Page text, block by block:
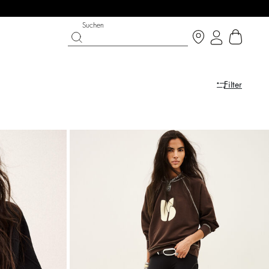
PARTYWEAR-KOLLEKTION
ON THE BRIGHT SIDE
Suchen
Filter